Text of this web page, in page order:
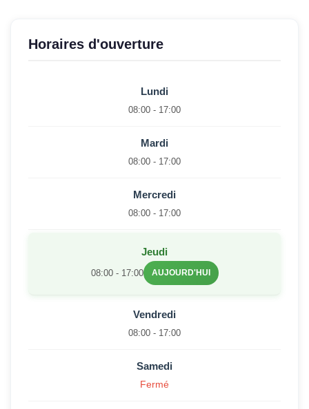
Horaires d'ouverture
Lundi
08:00 - 17:00
Mardi
08:00 - 17:00
Mercredi
08:00 - 17:00
Jeudi
08:00 - 17:00 AUJOURD'HUI
Vendredi
08:00 - 17:00
Samedi
Fermé